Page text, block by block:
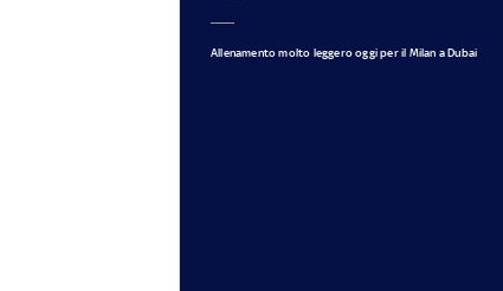
Allenamento molto leggero oggi per il Milan a Dubai